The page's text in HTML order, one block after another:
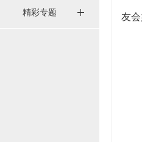
精彩专题
友